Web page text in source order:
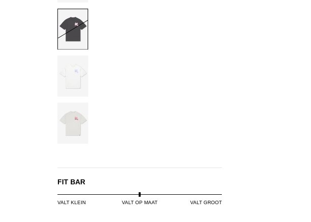
WHITE/LILAC
WHITE/PINK
FIT BAR
VALT KLEIN VALT OP MAAT VALT GROOT